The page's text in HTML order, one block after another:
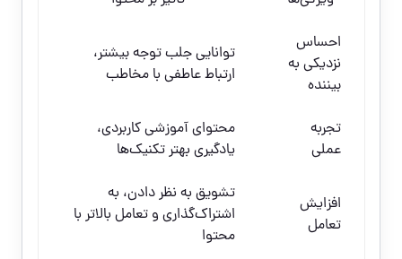
احساس
نزدیکی به
بیننده
توانایی جلب توجه بیشتر،
ارتباط عاطفی با مخاطب
تجربه
عملی
محتوای آموزشی کاربردی،
یادگیری بهتر تکنیک‌ها
افزایش
تعامل
تشویق به نظر دادن، به
اشتراک‌گذاری و تعامل بالاتر با
محتوا